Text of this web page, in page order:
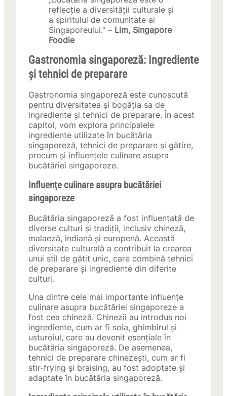
reflecție a diversității culturale și
a spiritului de comunitate al
Singaporeului.” – Lim, Singapore
Foodie
Gastronomia singaporeză: Ingrediente
și tehnici de preparare
Gastronomia singaporeză este cunoscută
pentru diversitatea și bogăția sa de
ingrediente și tehnici de preparare. În acest
capitol, vom explora principalele
ingrediente utilizate în bucătăria
singaporeză, tehnici de preparare și gătire,
precum și influențele culinare asupra
bucătăriei singaporeze.
Influențe culinare asupra bucătăriei
singaporeze
Bucătăria singaporeză a fost influențată de
diverse culturi și tradiții, inclusiv chineză,
malaeză, indiană și europenă. Această
diversitate culturală a contribuit la crearea
unui stil de gătit unic, care combină tehnici
de preparare și ingrediente din diferite
culturi.
Una dintre cele mai importante influențe
culinare asupra bucătăriei singaporeze a
fost cea chineză. Chinezii au introdus noi
ingrediente, cum ar fi soia, ghimbirul și
usturoiul, care au devenit esențiale în
bucătăria singaporeză. De asemenea,
tehnici de preparare chinezești, cum ar fi
stir-frying și braising, au fost adoptate și
adaptate în bucătăria singaporeză.